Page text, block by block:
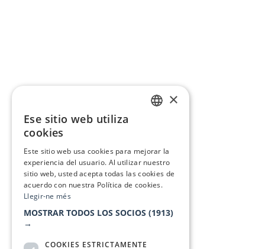
×
Ese sitio web utiliza
cookies
Este sitio web usa cookies para mejorar la
experiencia del usuario. Al utilizar nuestro
sitio web, usted acepta todas las cookies de
acuerdo con nuestra Política de cookies.
Llegir-ne més
MOSTRAR TODOS LOS SOCIOS (1913)
→
COOKIES ESTRICTAMENTE